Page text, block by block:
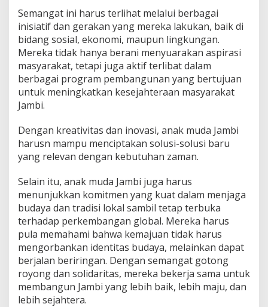
Semangat ini harus terlihat melalui berbagai
inisiatif dan gerakan yang mereka lakukan, baik di
bidang sosial, ekonomi, maupun lingkungan.
Mereka tidak hanya berani menyuarakan aspirasi
masyarakat, tetapi juga aktif terlibat dalam
berbagai program pembangunan yang bertujuan
untuk meningkatkan kesejahteraan masyarakat
Jambi.
Dengan kreativitas dan inovasi, anak muda Jambi
harusn mampu menciptakan solusi-solusi baru
yang relevan dengan kebutuhan zaman.
Selain itu, anak muda Jambi juga harus
menunjukkan komitmen yang kuat dalam menjaga
budaya dan tradisi lokal sambil tetap terbuka
terhadap perkembangan global. Mereka harus
pula memahami bahwa kemajuan tidak harus
mengorbankan identitas budaya, melainkan dapat
berjalan beriringan. Dengan semangat gotong
royong dan solidaritas, mereka bekerja sama untuk
membangun Jambi yang lebih baik, lebih maju, dan
lebih sejahtera.